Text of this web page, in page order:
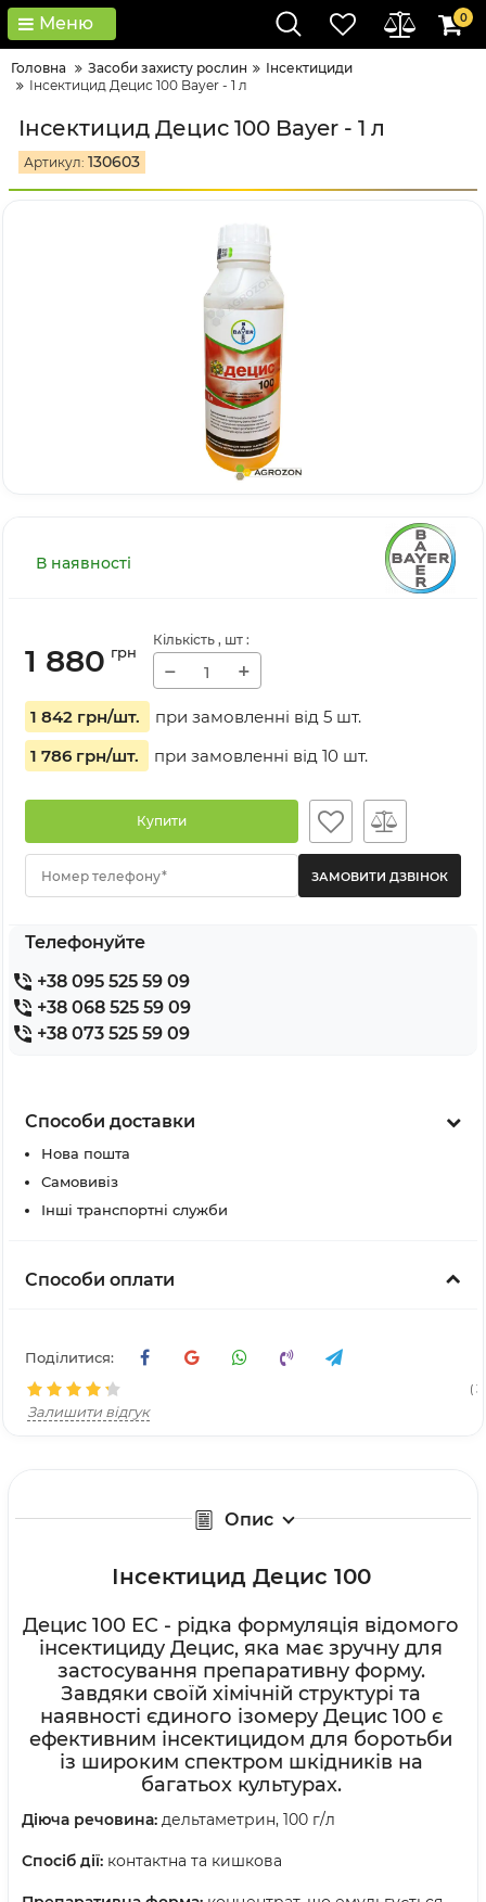
Меню 0
Головна Засоби захисту рослин
Інсектициди
Інсектицид Децис 100 Bayer - 1 л
Інсектицид Децис 100 Bayer - 1 л
Артикул: 130603
В наявності
1 880 грн
Кількість , шт :
− +
1 842 грн/шт. при замовленні від 5 шт.
1 786 грн/шт. при замовленні від 10 шт.
Купити
Номер телефону*
Телефонуйте
+38 095 525 59 09
+38 068 525 59 09
+38 073 525 59 09
Способи доставки
Нова пошта
Самовивіз
Інші транспортні служби
Способи оплати
Поділитися:
(
Залишити відгук
Опис
Інсектицид Децис 100
Децис 100 EC - рідка формуляція відомого
інсектициду Децис, яка має зручну для
застосування препаративну форму.
Завдяки своїй хімічній структурі та
наявності єдиного ізомеру Децис 100 є
ефективним інсектицидом для боротьби
із широким спектром шкідників на
багатьох культурах.
Діюча речовина: дельтаметрин, 100 г/л
Спосіб дії: контактна та кишкова